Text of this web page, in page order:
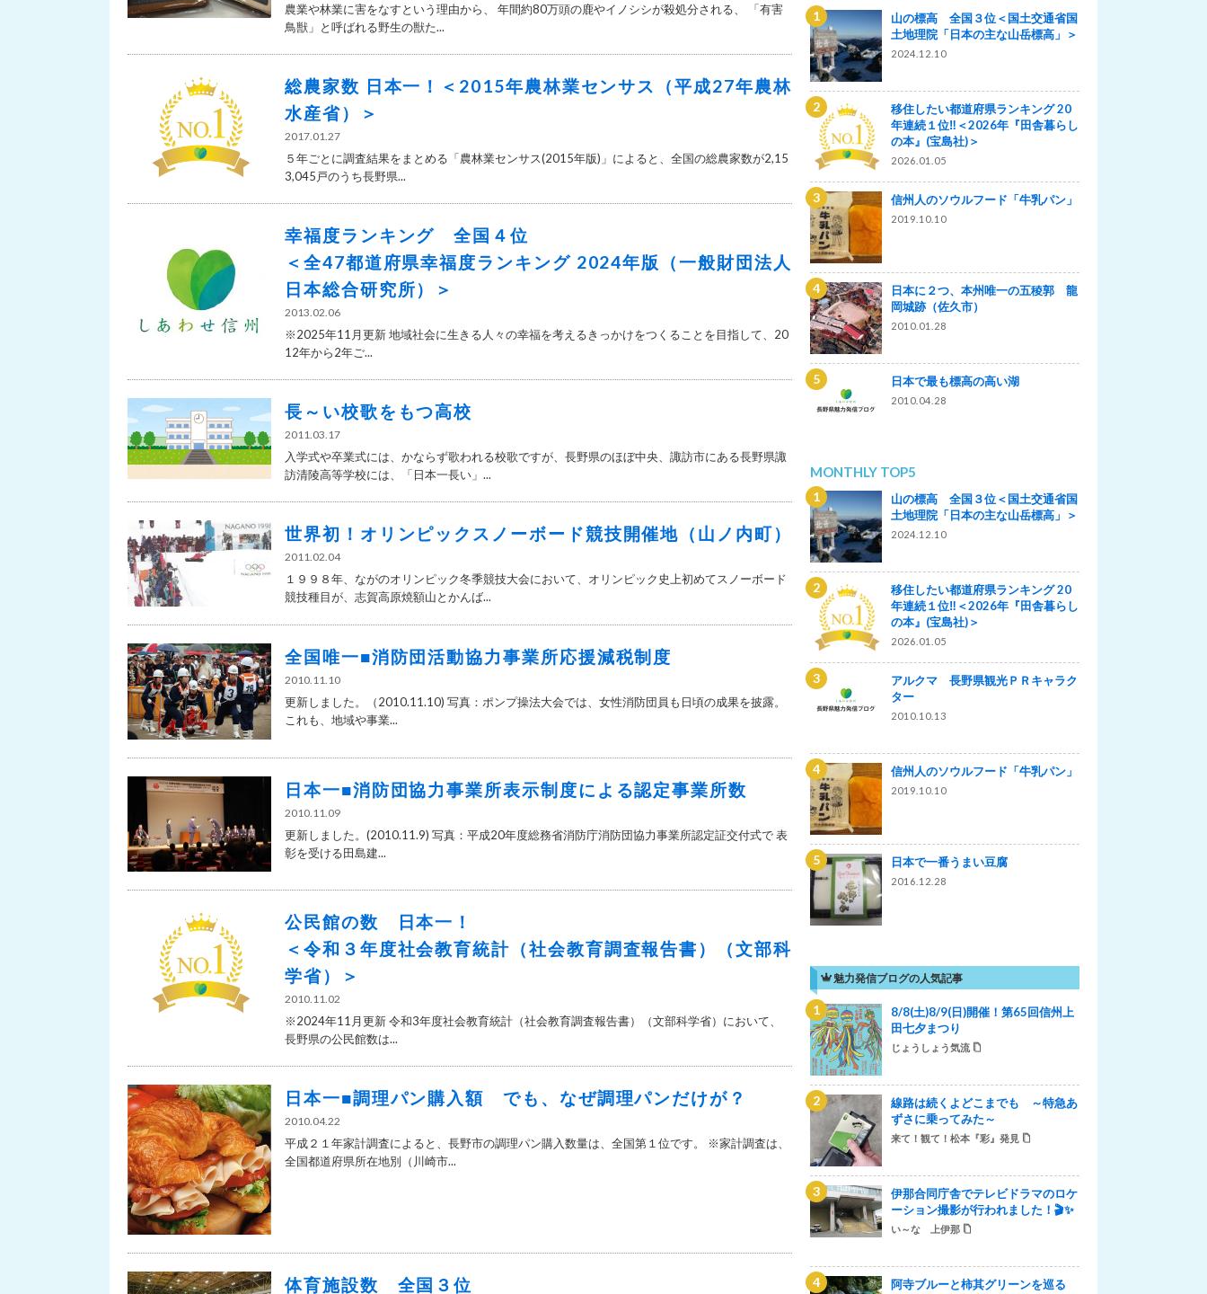
農業や林業に害をなすという理由から、 年間約80万頭の鹿やイノシシが殺処分される、 「有害
鳥獣」と呼ばれる野生の獣た...
総農家数 日本一！＜2015年農林業センサス（平成27年農林
水産省）＞
2017.01.27
５年ごとに調査結果をまとめる「農林業センサス(2015年版)」によると、全国の総農家数が2,15
3,045戸のうち長野県...
幸福度ランキング 全国４位
＜全47都道府県幸福度ランキング 2024年版（一般財団法人
日本総合研究所）＞
2013.02.06
※2025年11月更新 地域社会に生きる人々の幸福を考えるきっかけをつくることを目指して、20
12年から2年ご...
長～い校歌をもつ高校
2011.03.17
入学式や卒業式には、かならず歌われる校歌ですが、長野県のほぼ中央、諏訪市にある長野県諏
訪清陵高等学校には、「日本一長い」...
世界初！オリンピックスノーボード競技開催地（山ノ内町）
2011.02.04
１９９８年、ながのオリンピック冬季競技大会において、オリンピック史上初めてスノーボード
競技種目が、志賀高原焼額山とかんば...
全国唯一■消防団活動協力事業所応援減税制度
2010.11.10
更新しました。（2010.11.10) 写真：ポンプ操法大会では、女性消防団員も日頃の成果を披露。
これも、地域や事業...
日本一■消防団協力事業所表示制度による認定事業所数
2010.11.09
更新しました。(2010.11.9) 写真：平成20年度総務省消防庁消防団協力事業所認定証交付式で 表
彰を受ける田島建...
公民館の数 日本一！
＜令和３年度社会教育統計（社会教育調査報告書）（文部科
学省）＞
2010.11.02
※2024年11月更新 令和3年度社会教育統計（社会教育調査報告書）（文部科学省）において、
長野県の公民館数は...
日本一■調理パン購入額 でも、なぜ調理パンだけが？
2010.04.22
平成２１年家計調査によると、長野市の調理パン購入数量は、全国第１位です。 ※家計調査は、
全国都道府県所在地別（川崎市...
体育施設数 全国３位
山の標高 全国３位＜国土交通省国
土地理院「日本の主な山岳標高」＞
2024.12.10
移住したい都道府県ランキング 20
年連続１位‼＜2026年『田舎暮らし
の本』(宝島社)＞
2026.01.05
信州人のソウルフード「牛乳パン」
2019.10.10
日本に２つ、本州唯一の五稜郭 龍
岡城跡（佐久市）
2010.01.28
日本で最も標高の高い湖
2010.04.28
MONTHLY TOP5
山の標高 全国３位＜国土交通省国
土地理院「日本の主な山岳標高」＞
2024.12.10
移住したい都道府県ランキング 20
年連続１位‼＜2026年『田舎暮らし
の本』(宝島社)＞
2026.01.05
アルクマ 長野県観光ＰＲキャラク
ター
2010.10.13
信州人のソウルフード「牛乳パン」
2019.10.10
日本で一番うまい豆腐
2016.12.28
魅力発信ブログの人気記事
8/8(土)8/9(日)開催！第65回信州上
田七夕まつり
じょうしょう気流
線路は続くよどこまでも ～特急あ
ずさに乗ってみた～
来て！観て！松本『彩』発見
伊那合同庁舎でテレビドラマのロケ
ーション撮影が行われました！🎬✨
い～な 上伊那
阿寺ブルーと柿其グリーンを巡る